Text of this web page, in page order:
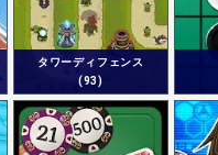
タワーディフェンス
(93)